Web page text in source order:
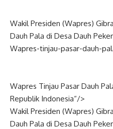
Wakil Presiden (Wapres)
Dauh Pala di Desa Dauh
Wapres-tinjau-pasar-dauh-
Wapres Tinjau Pasar Dauh
Republik Indonesia“/>
Wakil Presiden (Wapres)
Dauh Pala di Desa Dauh